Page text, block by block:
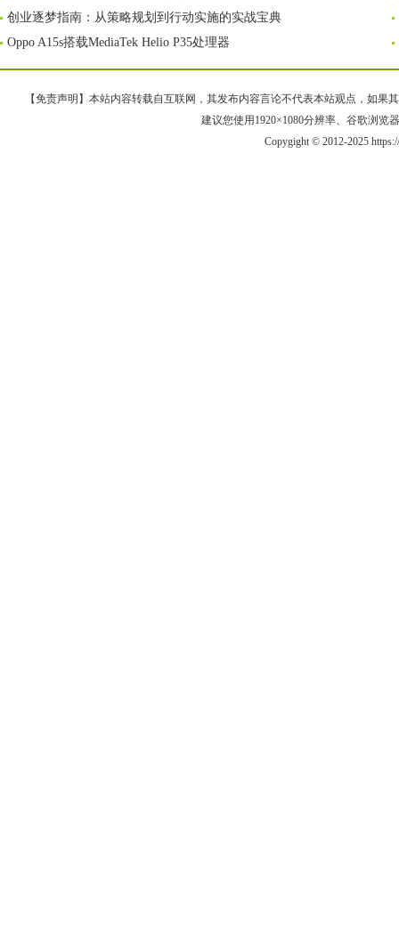
创业逐梦指南：从策略规划到行动实施的实战宝典
Oppo A15s搭载MediaTek Helio P35处理器
【免责声明】本站内容转载自互联网，其发布内容言论不代表本站观点，如果
建议您使用1920×1080分辨率、谷歌浏览
Copygight © 2012-2025